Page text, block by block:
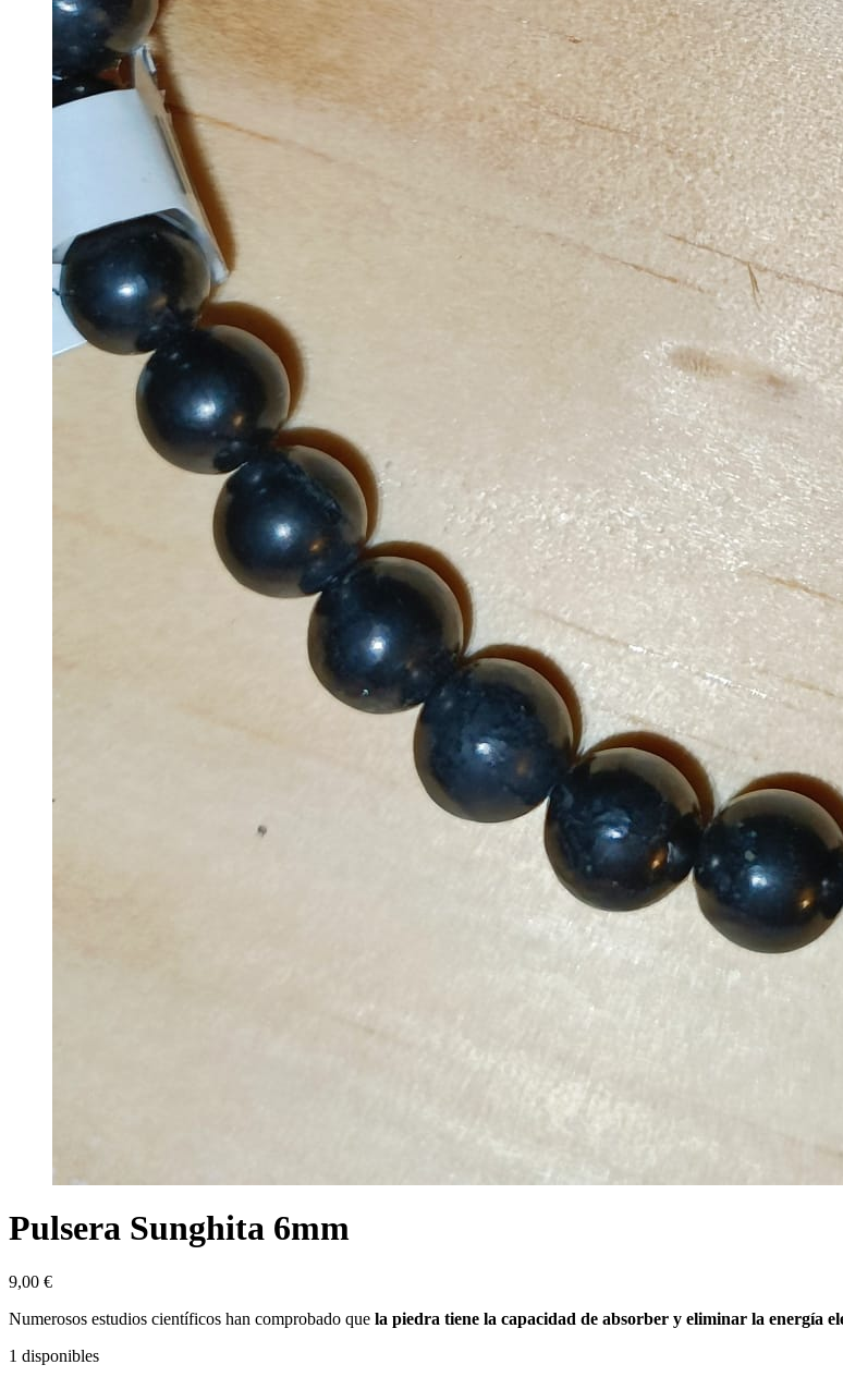
Pulsera Sunghita 6mm
9,00 €
Numerosos estudios científicos han comprobado que la piedra tiene la capacidad de absorber y eliminar la energía
1 disponibles